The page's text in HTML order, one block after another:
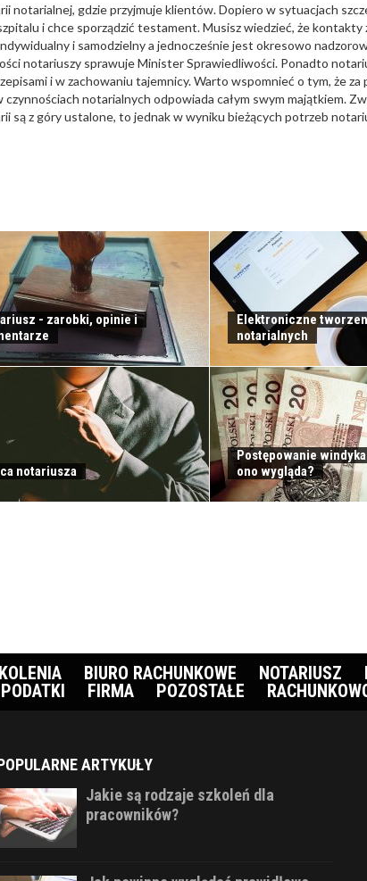
notarialnej, gdzie przyjmuje klientów. Dopiero w sytuacjach
i chce sporządzić testament. Musisz wiedzieć, że kontakty
i samodzielny a jednocześnie jest okresowo
notariuszy sprawuje Minister Sprawiedliwości. Ponadto
i w zachowaniu tajemnicy. Warto wspomnieć o tym, że za
notarialnych odpowiada całym swym majątkiem.
są z góry ustalone, to jednak w wyniku bieżących potrzeb
- zarobki, opinie i
Elektroniczne
notarialnych
notariusza
Postępowanie
ono wygląda?
BIURO RACHUNKOWE NOTARIUSZ
PODATKI
FIRMA POZOSTAŁE
ARTYKUŁY
Jakie są rodzaje szkoleń dla
pracowników?